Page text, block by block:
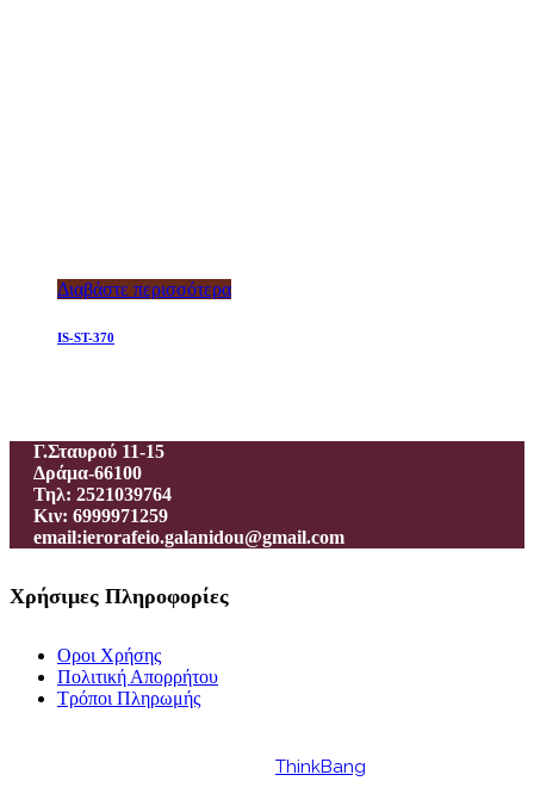
Διαβάστε περισσότερα
IS-ST-370
Γ.Σταυρού 11-15
Δράμα-66100
Τηλ: 2521039764
Κιν: 6999971259
email:ierorafeio.galanidou@gmail.com
Χρήσιμες Πληροφορίες
Οροι Χρήσης
Πολιτική Απορρήτου
Τρόποι Πληρωμής
ThinkBang